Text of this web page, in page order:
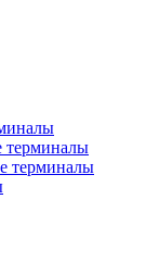
терминалы
терминалы